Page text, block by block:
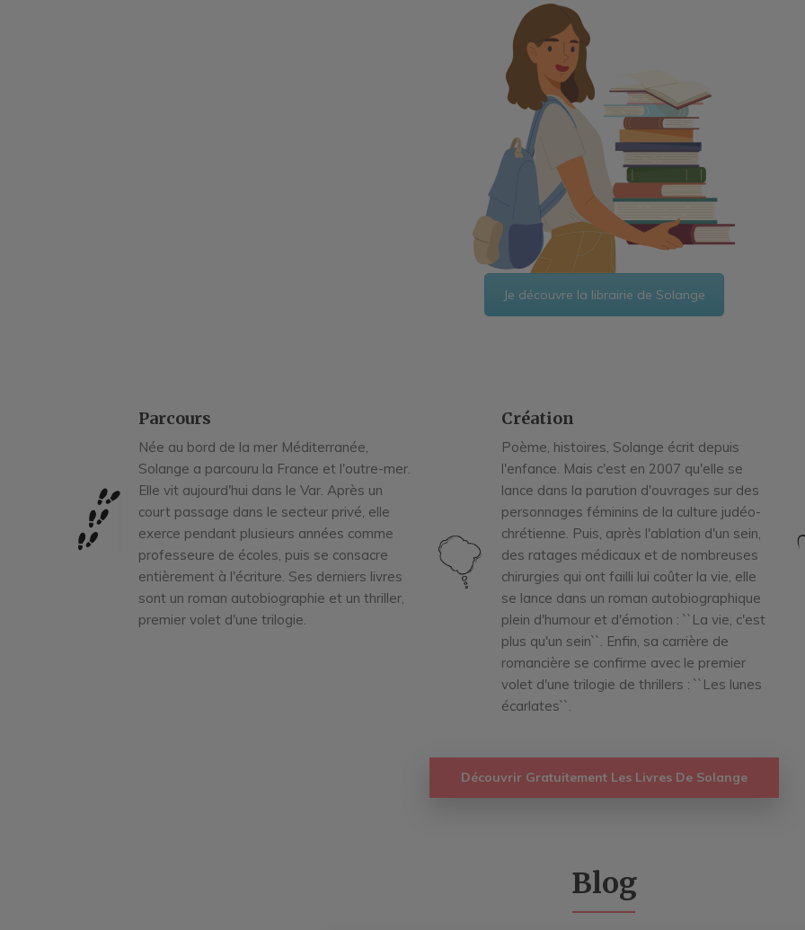
Je découvre la librairie de Solange
Parcours
Née au bord de la mer Méditerranée,
Solange a parcouru la France et l'outre-mer.
Elle vit aujourd'hui dans le Var. Après un
court passage dans le secteur privé, elle
exerce pendant plusieurs années comme
professeure de écoles, puis se consacre
entièrement à l'écriture. Ses derniers livres
sont un roman autobiographie et un thriller,
premier volet d'une trilogie.
Création
Poème, histoires, Solange écrit depuis
l'enfance. Mais c'est en 2007 qu'elle se
lance dans la parution d'ouvrages sur des
personnages féminins de la culture judéo-
chrétienne. Puis, après l'ablation d'un sein,
des ratages médicaux et de nombreuses
chirurgies qui ont failli lui coûter la vie, elle
se lance dans un roman autobiographique
plein d'humour et d'émotion : ``La vie, c'est
plus qu'un sein``. Enfin, sa carrière de
romancière se confirme avec le premier
volet d'une trilogie de thrillers : ``Les lunes
écarlates``.
Découvrir Gratuitement Les Livres De Solange
Blog